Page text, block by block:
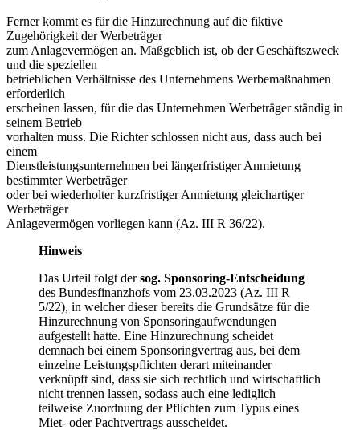
Ferner kommt es für die Hinzurechnung auf die fiktive
Zugehörigkeit der Werbeträger
zum Anlagevermögen an. Maßgeblich ist, ob der Geschäftszweck
und die speziellen
betrieblichen Verhältnisse des Unternehmens Werbemaßnahmen
erforderlich
erscheinen lassen, für die das Unternehmen Werbeträger ständig in
seinem Betrieb
vorhalten muss. Die Richter schlossen nicht aus, dass auch bei
einem
Dienstleistungsunternehmen bei längerfristiger Anmietung
bestimmter Werbeträger
oder bei wiederholter kurzfristiger Anmietung gleichartiger
Werbeträger
Anlagevermögen vorliegen kann (Az. III R 36/22).
Hinweis
Das Urteil folgt dersog. Sponsoring-Entscheidung
des Bundesfinanzhofs vom 23.03.2023 (Az. III R
5/22), in welcher dieser bereits die Grundsätze für die
Hinzurechnung von Sponsoringaufwendungen
aufgestellt hatte. Eine Hinzurechnung scheidet
demnach bei einem Sponsoringvertrag aus, bei dem
einzelne Leistungspflichten derart miteinander
verknüpft sind, dass sie sich rechtlich und wirtschaftlich
nicht trennen lassen, sodass auch eine lediglich
teilweise Zuordnung der Pflichten zum Typus eines
Miet- oder Pachtvertrags ausscheidet.